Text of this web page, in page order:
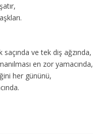
saçında ve tek diş ağzında,
en zor yamacında,
her gününü,